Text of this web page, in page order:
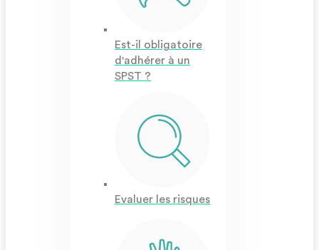
Est-il obligatoire
d'adhérer à un
SPST ?
Evaluer les risques